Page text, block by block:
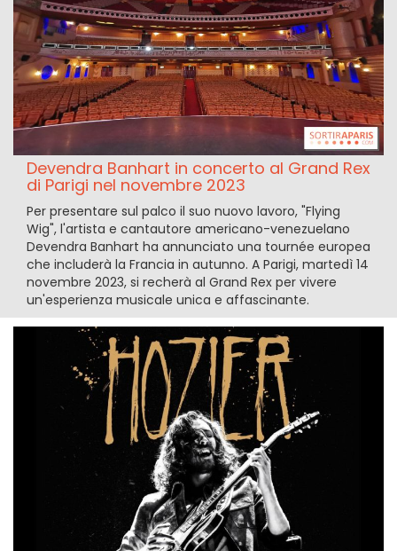
Devendra Banhart in concerto al Grand Rex
di Parigi nel novembre 2023
Per presentare sul palco il suo nuovo lavoro, "Flying
Wig", l'artista e cantautore americano-venezuelano
Devendra Banhart ha annunciato una tournée europea
che includerà la Francia in autunno. A Parigi, martedì 14
novembre 2023, si recherà al Grand Rex per vivere
un'esperienza musicale unica e affascinante.